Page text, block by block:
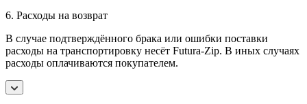
6. Расходы на возврат
В случае подтверждённого брака или ошибки поставки
расходы на транспортировку несёт Futura-Zip. В иных случаях
расходы оплачиваются покупателем.